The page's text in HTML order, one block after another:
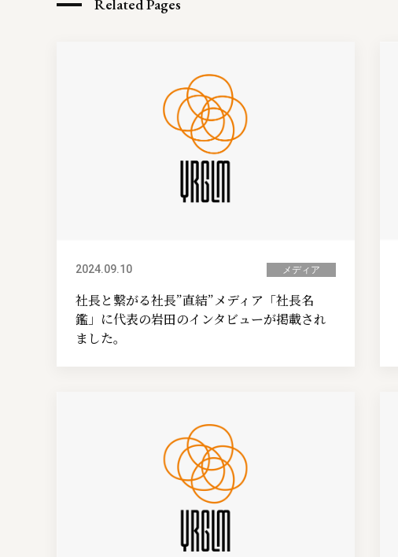
Related Pages
2024.09.10 メディア
社長と繋がる社長”直結”メディア「社長名
鑑」に代表の岩田のインタビューが掲載され
ました。